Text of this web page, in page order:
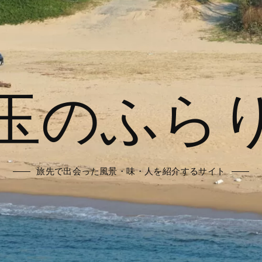
のふら
旅先で出会った風景・味・人を紹介するサイト